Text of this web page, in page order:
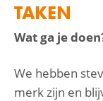
TAKEN
Wat ga je
We hebben
merk zijn en